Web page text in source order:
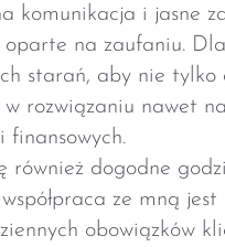
komunikacja i jasne
na zaufaniu.
starań, aby nie
rozwiązaniu nawet
finansowych.
również dogodne
ze mną
obowiązków